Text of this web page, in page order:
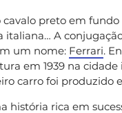
cavalo preto em fundo
italiana… A
um nome: Ferrari.
em 1939 na cidade
carro foi produzido
história rica em